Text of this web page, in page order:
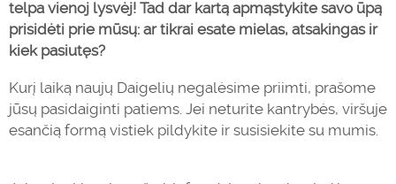
telpa vienoj lysvėj! Tad dar kartą apmąstykite savo ūpą
prisidėti prie mūsų: ar tikrai esate mielas, atsakingas ir
kiek pasiutęs?
Kurį laiką naujų Daigelių negalėsime priimti, prašome
jūsų pasidaiginti patiems. Jei neturite kantrybės, viršuje
esančią formą vistiek pildykite ir susisiekite su mumis.